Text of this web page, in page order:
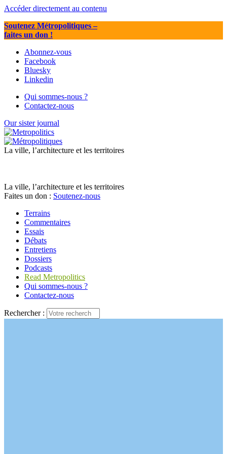
Accéder directement au contenu
Soutenez Métropolitiques–
faites un don !
Abonnez-vous
Facebook
Bluesky
Linkedin
Qui sommes-nous ?
Contactez-nous
Our sister journal
La ville, l’architecture et les territoires
La ville, l’architecture et les territoires
Faites un don : Soutenez-nous
Terrains
Commentaires
Essais
Débats
Entretiens
Dossiers
Podcasts
Read Metropolitics
Qui sommes-nous ?
Contactez-nous
Rechercher :